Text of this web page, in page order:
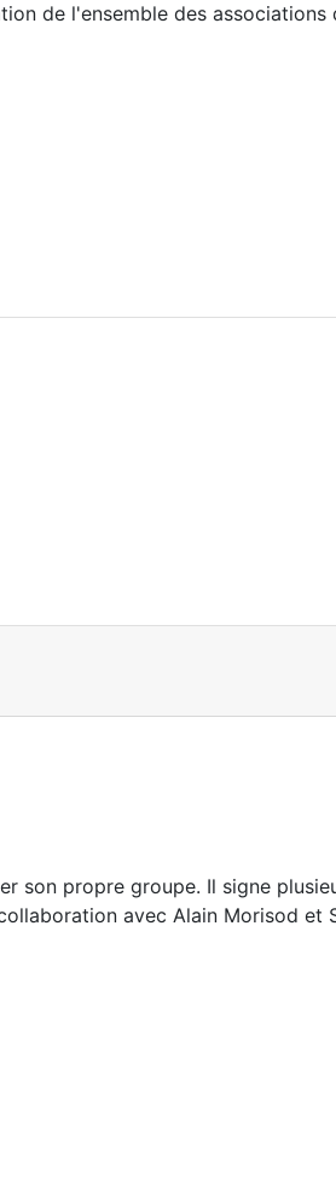
de l'ensemble des associations
son propre groupe. Il signe
avec Alain Morisod et